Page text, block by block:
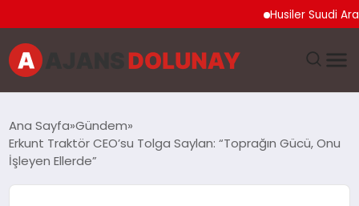
Husiler Suudi
EĞITIM
Ana Sayfa Gündem
Erkunt Traktör CEO’su Tolga Saylan: “Toprağın Gücü, Onu
İşleyen Ellerde”